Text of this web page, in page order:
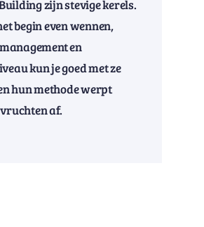
zijn stevige kerels.
begin even wennen,
en
kun je goed met ze
hun methode werpt
af.